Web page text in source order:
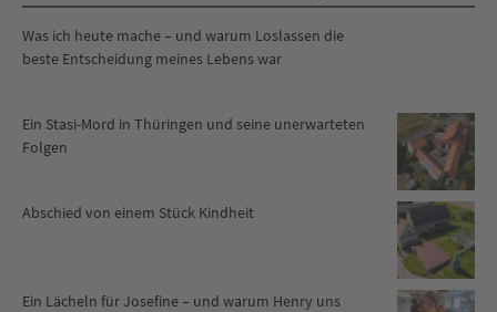
Was ich heute mache – und warum Loslassen die
beste Entscheidung meines Lebens war
Ein Stasi-Mord in Thüringen und seine unerwarteten
Folgen
Abschied von einem Stück Kindheit
Ein Lächeln für Josefine – und warum Henry uns